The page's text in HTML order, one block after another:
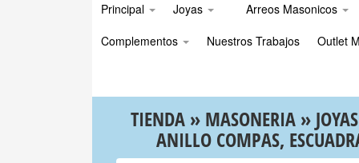
Principal Joyas
Arreos Masonicos
Complementos
Nuestros Trabajos Outlet
TIENDA» MASONERIA» JOYAS
ANILLO COMPAS,